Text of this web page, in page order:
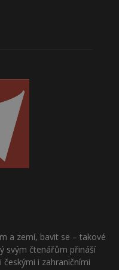
a zemí, bavit se – takové
svým čtenářům přináší
i zahraničními